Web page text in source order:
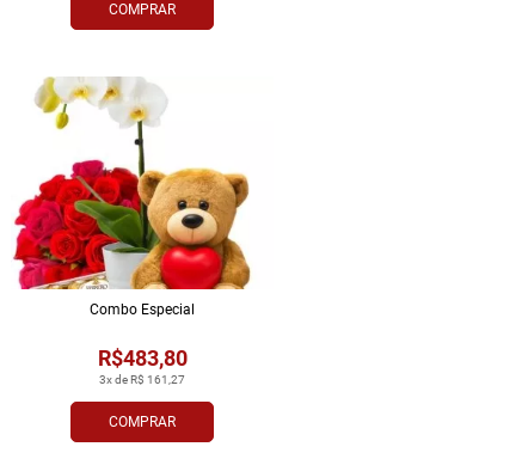
COMPRAR
COMPRAR
3x de R$ 161,27
R$483,80
Combo Especial